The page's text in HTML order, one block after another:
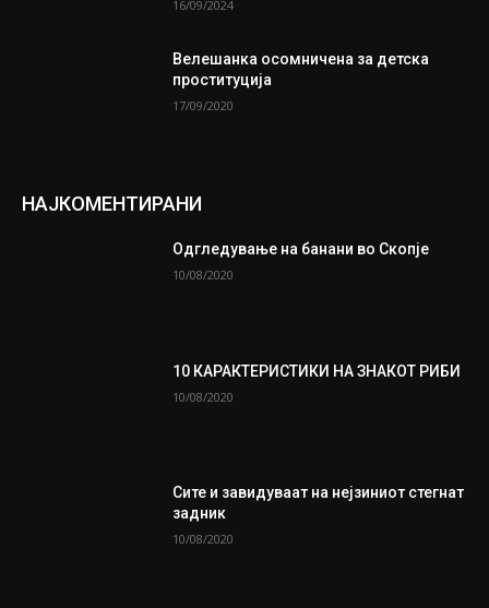
16/09/2024
Велешанка осомничена за детска
проституција
17/09/2020
НАЈКОМЕНТИРАНИ
Одгледување на банани во Скопје
10/08/2020
10 КАРАКТЕРИСТИКИ НА ЗНАКОТ РИБИ
10/08/2020
Сите и завидуваат на нејзиниот стегнат
задник
10/08/2020